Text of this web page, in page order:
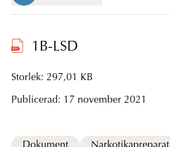
1B-LSD
Storlek: 297,01 KB
Publicerad: 17 november 2021